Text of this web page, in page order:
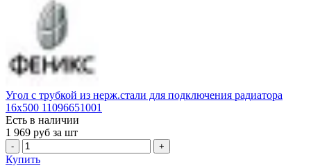
Угол с трубкой из нерж.стали для подключения радиатора
16x500 11096651001
Есть в наличии
1 969 руб за шт
- +
Купить